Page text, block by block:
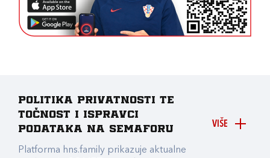
VIŠE
Politika privatnosti te
točnost i ispravci
podataka na Semaforu
Platforma hns.family prikazuje aktualne